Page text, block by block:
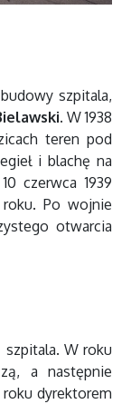
szpitala,
W 1938
teren pod
i blachę na
czerwca 1939
Po wojnie
otwarcia
W roku
a następnie
dyrektorem